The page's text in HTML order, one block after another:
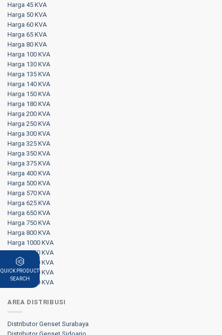
Harga 45 KVA
Harga 50 KVA
Harga 60 KVA
Harga 65 KVA
Harga 80 KVA
Harga 100 KVA
Harga 130 KVA
Harga 135 KVA
Harga 140 KVA
Harga 150 KVA
Harga 180 KVA
Harga 200 KVA
Harga 250 KVA
Harga 300 KVA
Harga 325 KVA
Harga 350 KVA
Harga 375 KVA
Harga 400 KVA
Harga 500 KVA
Harga 570 KVA
Harga 625 KVA
Harga 650 KVA
Harga 750 KVA
Harga 800 KVA
Harga 1000 KVA
Harga 1250 KVA
Harga 1500 KVA
Harga 1700 KVA
Harga 2000 KVA
AREA DISTRIBUSI
Distributor Genset Surabaya
QUICK PRODUCT
SEARCH